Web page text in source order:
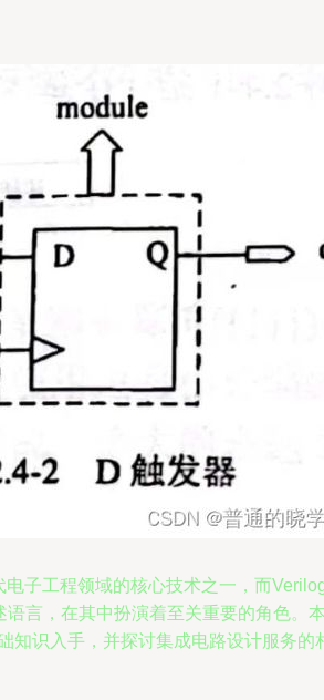
子工程领域的核心技术之一，而
言，在其中扮演着至关重要的角色。
知识入手，并探讨集成电路设计服务的